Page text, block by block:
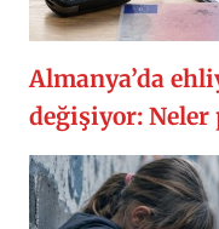
Almanya’da
değişiyor: Neler